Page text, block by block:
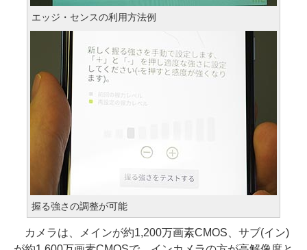
エッジ・センスの利用方法例
握る強さの調整が可能
カメラは、メインが約1,200万画素CMOS、サブ(イン)